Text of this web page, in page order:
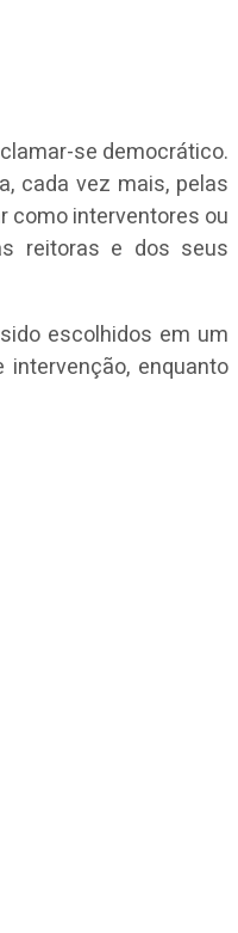
se democrático.
cada vez mais, pelas
como interventores ou
reitoras e dos seus
escolhidos em um
enquanto